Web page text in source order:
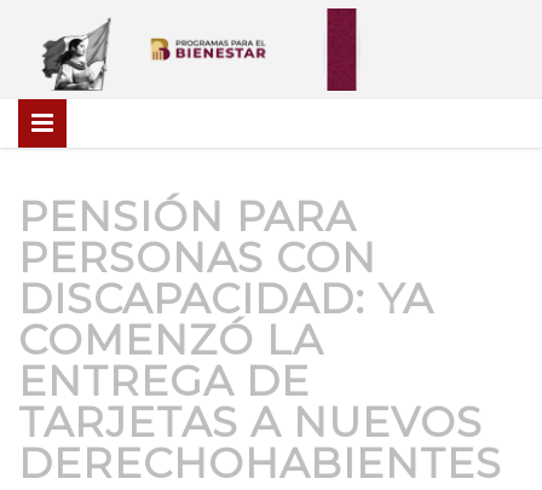
PENSIÓN PARA
PERSONAS CON
DISCAPACIDAD: YA
COMENZÓ LA
ENTREGA DE
TARJETAS A NUEVOS
DERECHOHABIENTES